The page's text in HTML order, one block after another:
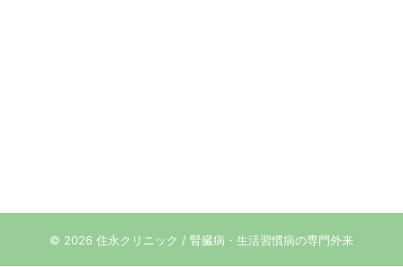
© 2026 住永クリニック / 腎臓病・生活習慣病の専門外来